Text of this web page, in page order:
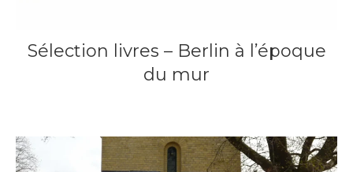
Sélection livres – Berlin à l’époque
du mur